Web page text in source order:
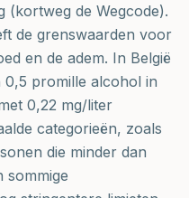
(kortweg de Wegcode).
de grenswaarden voor
en de adem. In België
0,5 promille alcohol in
0,22 mg/liter
categorieën, zoals
die minder dan
sommige